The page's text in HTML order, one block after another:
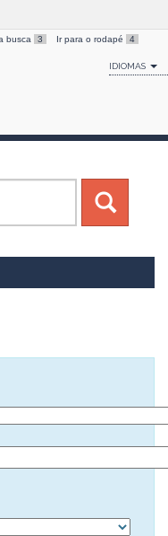
busca 3 Ir para o rodapé 4
IDIOMAS